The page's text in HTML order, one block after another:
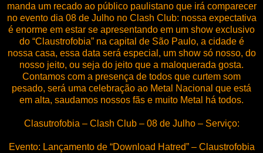
manda um recado ao público paulistano que irá comparecer
no evento dia 08 de Julho no Clash Club: nossa expectativa
é enorme em estar se apresentando em um show exclusivo
do “Claustrofobia” na capital de São Paulo, a cidade é
nossa casa, essa data será especial, um show só nosso, do
nosso jeito, ou seja do jeito que a maloquerada gosta.
Contamos com a presença de todos que curtem som
pesado, será uma celebração ao Metal Nacional que está
em alta, saudamos nossos fãs e muito Metal há todos.
Clasutrofobia – Clash Club – 08 de Julho – Serviço:
Evento: Lançamento de “Download Hatred” – Claustrofobia